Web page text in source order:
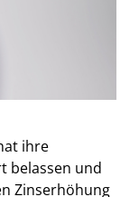
ihre
belassen und
Zinserhöhung